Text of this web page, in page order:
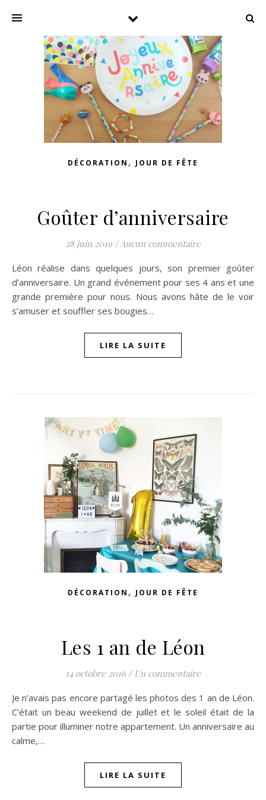
DÉCORATION , JOUR DE FÊTE
Goûter d’anniversaire
28 juin 2019 /Aucun commentaire
Léon réalise dans quelques jours, son premier goûter
d’anniversaire. Un grand événement pour ses 4 ans et une
grande première pour nous. Nous avons hâte de le voir
s’amuser et souffler ses bougies…
LIRE LA SUITE
DÉCORATION , JOUR DE FÊTE
Les 1 an de Léon
14 octobre 2016 / Un commentaire
Je n’avais pas encore partagé les photos des 1 an de Léon.
C’était un beau weekend de juillet et le soleil était de la
partie pour illuminer notre appartement. Un anniversaire au
calme,…
LIRE LA SUITE